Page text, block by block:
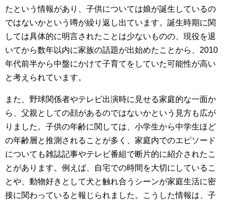
たという情報があり、子供については娘が誕生しているの
ではないかという噂が繰り返し出ています。誕生時期に関
しては具体的に明言されたことは少ないものの、現役を退
いてから数年以内に家族の話題が出始めたことから、2010
年代前半から中盤にかけて子育てをしていた可能性が高い
と考えられています。
また、野球関係者やテレビ出演時に見せる家庭的な一面か
ら、父親としての顔があるのではないかという見方も広が
りました。子供の年齢に関しては、小学生から中学生ほど
の年齢層と推測されることが多く、家庭内でのエピソード
についても雑誌記事やテレビ番組で断片的に紹介されたこ
とがあります。例えば、自宅での時間を大切にしているこ
とや、動物好きとして犬と触れ合うシーンが家庭生活に密
接に関わっていると報じられました。こうした情報は、子